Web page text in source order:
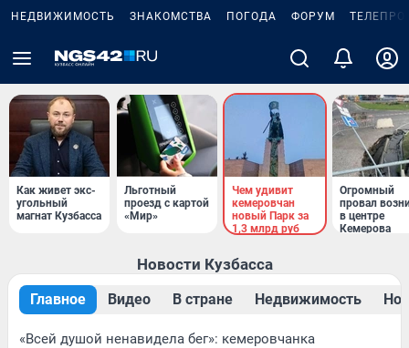
НЕДВИЖИМОСТЬ ЗНАКОМСТВА ПОГОДА ФОРУМ
Как живет экс-
угольный
магнат Кузбасса
Льготный
проезд с картой
«Мир»
Чем удивит
кемеровчан
новый Парк за
1,3 млрд руб
Огромный
провал
в центре
Кемерова
Новости Кузбасса
Главное Видео В стране Недвижимость
«Всей душой ненавидела бег»: кемеровчанка